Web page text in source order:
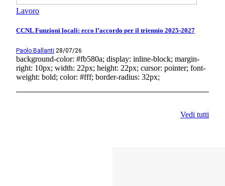
Lavoro
CCNL Funzioni locali: ecco l’accordo per il triennio 2025-2027
Paolo Ballanti 28/07/26
background-color: #fb580a; display: inline-block; margin-
right: 10px; width: 22px; height: 22px; cursor: pointer; font-
weight: bold; color: #fff; border-radius: 32px;
Vedi tutti